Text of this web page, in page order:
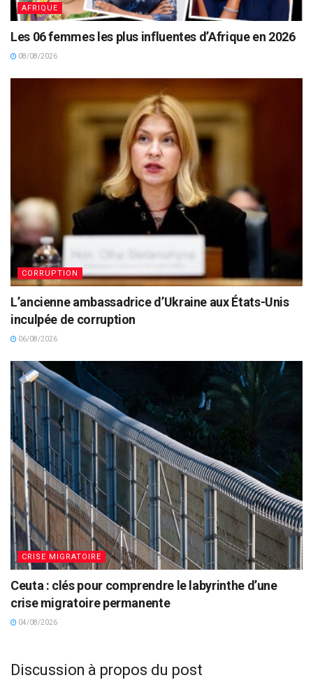
AFRIQUE
Les 06 femmes les plus influentes d’Afrique en 2026
08/08/2026
CORRUPTION
L’ancienne ambassadrice d’Ukraine aux États-Unis
inculpée de corruption
06/08/2026
CRISE MIGRATOIRE
Ceuta : clés pour comprendre le labyrinthe d’une
crise migratoire permanente
04/08/2026
Discussion à propos du post